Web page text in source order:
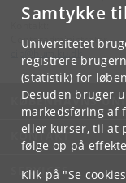
Samtykke
Universitetet
registrere
(statistik) for
Desuden bruger
markedsføring af
eller kurser, til at
følge op på
Klik på "Se
Centeradministrator
KØBENHAVNS
KONTAKT
SERVICES